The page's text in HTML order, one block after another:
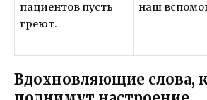
пациентов пусть
греют.
наш
Вдохновляющие слова,